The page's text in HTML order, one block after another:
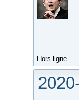
Hors ligne